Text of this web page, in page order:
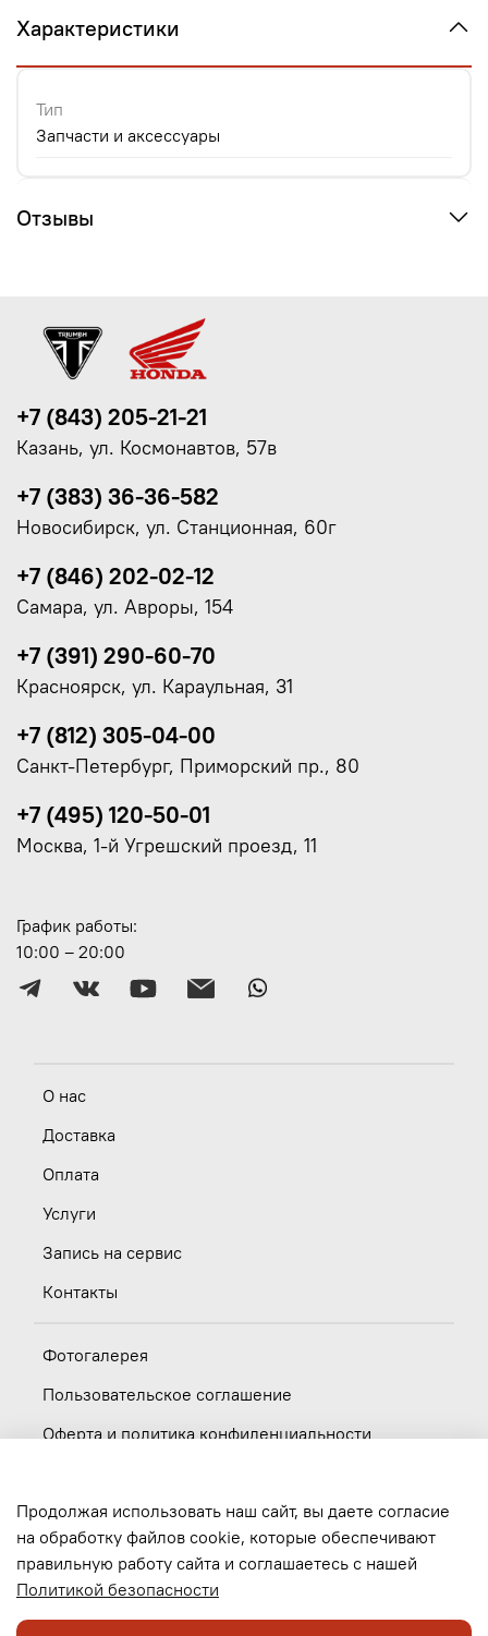
Характеристики
Тип
Запчасти и аксессуары
Отзывы
О нас
Доставка
Оплата
Услуги
Запись на сервис
Контакты
Фотогалерея
Пользовательское соглашение
Оферта и политика конфиденциальности
Вакансии
Обратная связь
График работы:
10:00 – 20:00
+7 (843) 205-21-21
Казань, ул. Космонавтов, 57в
+7 (383) 36-36-582
Новосибирск, ул. Станционная, 60г
+7 (846) 202-02-12
Самара, ул. Авроры, 154
+7 (391) 290-60-70
Красноярск, ул. Караульная, 31
+7 (812) 305-04-00
Санкт-Петербург, Приморский пр., 80
+7 (495) 120-50-01
Москва, 1-й Угрешский проезд, 11
Продолжая использовать наш сайт, вы даете согласие
на обработку файлов cookie, которые обеспечивают
правильную работу сайта и соглашаетесь с нашей
Политикой безопасности